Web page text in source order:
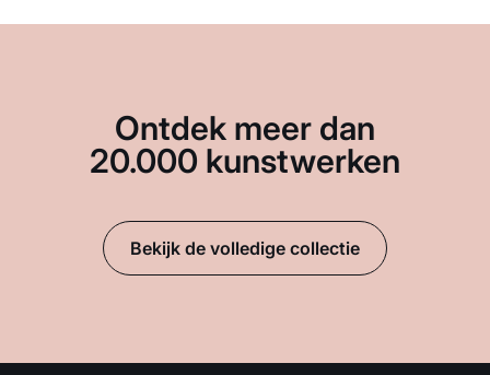
Ontdek meer dan
20.000 kunstwerken
Bekijk de volledige collectie